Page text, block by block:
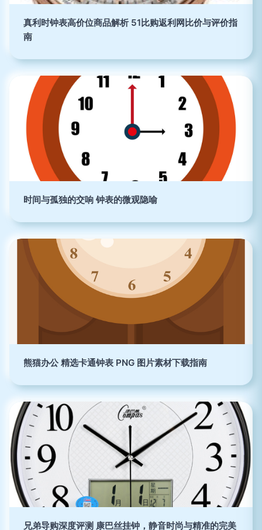
真利时钟表高价位商品解析 51比购返利网比价与评价指
南
时间与孤独的交响 钟表的微观隐喻
熊猫办公 精选卡通钟表 PNG 图片素材下载指南
兄弟导购深度评测 康巴丝挂钟，静音时尚与精准的完美